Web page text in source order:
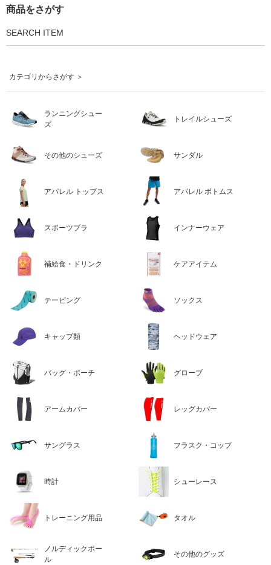
商品をさがす
SEARCH ITEM
カテゴリからさがす ＞
ランニングシュー
ズ
トレイルシューズ
その他のシューズ サンダル
アパレル トップス アパレル ボトムス
スポーツブラ インナーウェア
補給食・ドリンク ケアアイテム
テーピング ソックス
キャップ類 ヘッドウェア
バッグ・ポーチ グローブ
アームカバー レッグカバー
サングラス フラスク・コップ
時計 シューレース
トレーニング用品 タオル
ノルディックポー
ル
その他のグッズ